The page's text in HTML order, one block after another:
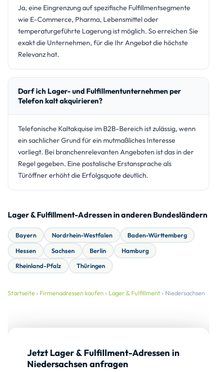
Ja, eine Eingrenzung auf spezifische Fulfillmentsegmente
wie E-Commerce, Pharma, Lebensmittel oder
temperaturgeführte Lagerung ist möglich. So erreichen Sie
exakt die Unternehmen, für die Ihr Angebot die höchste
Relevanz hat.
Darf ich Lager- und Fulfillmentunternehmen per
Telefon kalt akquirieren?
Telefonische Kaltakquise im B2B-Bereich ist zulässig, wenn
ein sachlicher Grund für ein mutmaßliches Interesse
vorliegt. Bei branchenrelevanten Angeboten ist das in der
Regel gegeben. Eine postalische Erstansprache als
Türöffner erhöht die Erfolgsquote deutlich.
Lager & Fulfillment-Adressen in anderen Bundesländern
Bayern Nordrhein-Westfalen
Baden-Württemberg
Hessen
Sachsen Berlin
Hamburg
Rheinland-Pfalz
Thüringen
Startseite › Firmenadressen kaufen › Lager & Fulfillment › Niedersachsen
Jetzt Lager & Fulfillment-Adressen in
Niedersachsen anfragen